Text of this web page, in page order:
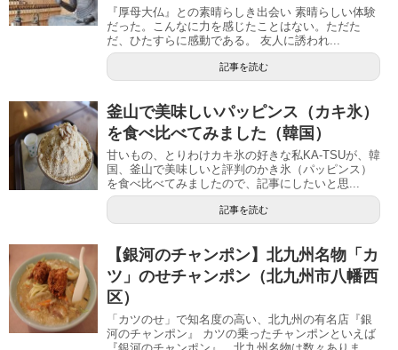
『厚母大仏』との素晴らしき出会い 素晴らしい体験
だった。こんなに力を感じたことはない。ただた
だ、ひたすらに感動である。 友人に誘われ...
記事を読む
釜山で美味しいパッピンス（カキ氷）
を食べ比べてみました（韓国）
甘いもの、とりわけカキ氷の好きな私KA-TSUが、韓
国、釜山で美味しいと評判のかき氷（パッピンス）
を食べ比べてみましたので、記事にしたいと思...
記事を読む
【銀河のチャンポン】北九州名物「カ
ツ」のせチャンポン（北九州市八幡西
区）
「カツのせ」で知名度の高い、北九州の有名店『銀
河のチャンポン』 カツの乗ったチャンポンといえば